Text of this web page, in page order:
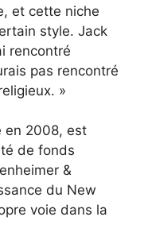
et cette niche
style. Jack
rencontré
pas rencontré
»
en 2008, est
de fonds
&
du New
voie dans la